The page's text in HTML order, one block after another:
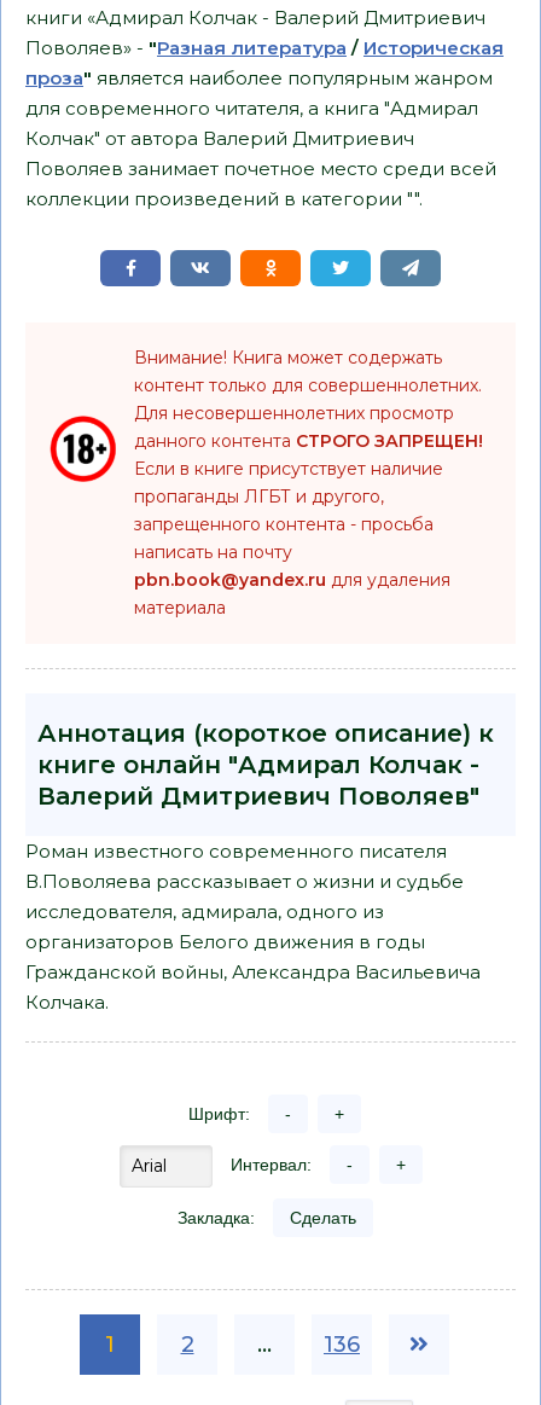
книги «Адмирал Колчак - Валерий Дмитриевич
Поволяев» - "Разная литература / Историческая
проза" является наиболее популярным жанром
для современного читателя, а книга "Адмирал
Колчак" от автора Валерий Дмитриевич
Поволяев занимает почетное место среди всей
коллекции произведений в категории "".
Внимание! Книга может содержать
контент только для совершеннолетних.
Для несовершеннолетних просмотр
данного контента СТРОГО ЗАПРЕЩЕН!
Если в книге присутствует наличие
пропаганды ЛГБТ и другого,
запрещенного контента - просьба
написать на почту
pbn.book@yandex.ru для удаления
материала
Аннотация (короткое описание) к
книге онлайн "Адмирал Колчак -
Валерий Дмитриевич Поволяев"
Роман известного современного писателя
В.Поволяева рассказывает о жизни и судьбе
исследователя, адмирала, одного из
организаторов Белого движения в годы
Гражданской войны, Александра Васильевича
Колчака.
Шрифт: - +
Интервал: - +
Закладка: Сделать
1 2 ... 136